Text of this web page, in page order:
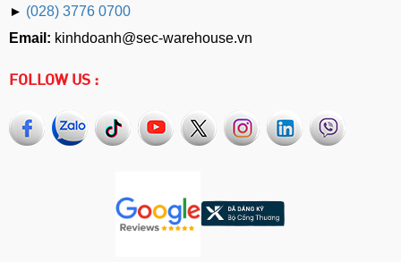
► (028) 3776 0700
Email: kinhdoanh@sec-warehouse.vn
FOLLOW US :